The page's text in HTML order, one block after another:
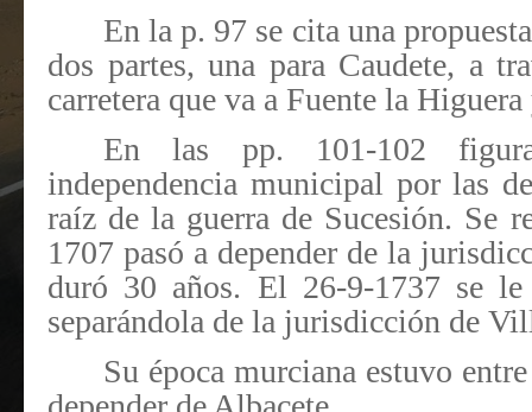
En la p. 97 se cita una
dos partes, una para Caudete, a
carretera que va a Fuente la
En las pp. 101-102
independencia municipal por las
raíz de la guerra de Sucesión. Se
1707 pasó a depender de la
duró 30 años. El 26-9-1737 se
separándola de la jurisdicción de
Su época murciana estuvo